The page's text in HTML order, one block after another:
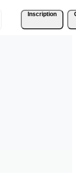
Inscription